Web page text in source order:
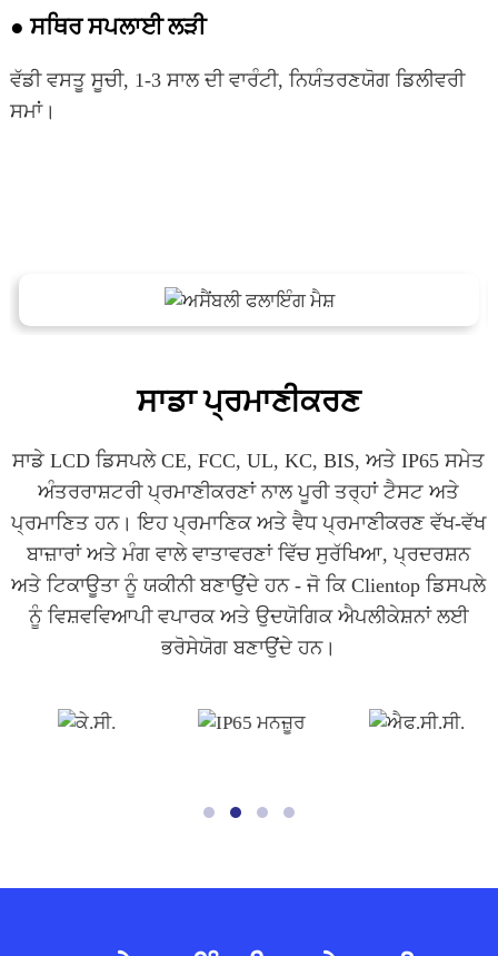
● ਸਥਿਰ ਸਪਲਾਈ ਲੜੀ
ਵੱਡੀ ਵਸਤੂ ਸੂਚੀ, 1-3 ਸਾਲ ਦੀ ਵਾਰੰਟੀ, ਨਿਯੰਤਰਣਯੋਗ ਡਿਲੀਵਰੀ
ਸਮਾਂ।
ਸਾਡਾ ਪ੍ਰਮਾਣੀਕਰਣ
ਸਾਡੇ LCD ਡਿਸਪਲੇ CE, FCC, UL, KC, BIS, ਅਤੇ IP65 ਸਮੇਤ
ਅੰਤਰਰਾਸ਼ਟਰੀ ਪ੍ਰਮਾਣੀਕਰਣਾਂ ਨਾਲ ਪੂਰੀ ਤਰ੍ਹਾਂ ਟੈਸਟ ਅਤੇ
ਪ੍ਰਮਾਣਿਤ ਹਨ। ਇਹ ਪ੍ਰਮਾਣਿਕ ​​ਅਤੇ ਵੈਧ ਪ੍ਰਮਾਣੀਕਰਣ ਵੱਖ-ਵੱਖ
ਬਾਜ਼ਾਰਾਂ ਅਤੇ ਮੰਗ ਵਾਲੇ ਵਾਤਾਵਰਣਾਂ ਵਿੱਚ ਸੁਰੱਖਿਆ, ਪ੍ਰਦਰਸ਼ਨ
ਅਤੇ ਟਿਕਾਊਤਾ ਨੂੰ ਯਕੀਨੀ ਬਣਾਉਂਦੇ ਹਨ - ਜੋ ਕਿ Clientop ਡਿਸਪਲੇ
ਨੂੰ ਵਿਸ਼ਵਵਿਆਪੀ ਵਪਾਰਕ ਅਤੇ ਉਦਯੋਗਿਕ ਐਪਲੀਕੇਸ਼ਨਾਂ ਲਈ
ਭਰੋਸੇਯੋਗ ਬਣਾਉਂਦੇ ਹਨ।